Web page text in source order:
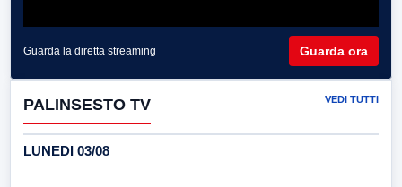
Guarda la diretta streaming Guarda ora
PALINSESTO TV VEDI TUTTI
LUNEDI 03/08